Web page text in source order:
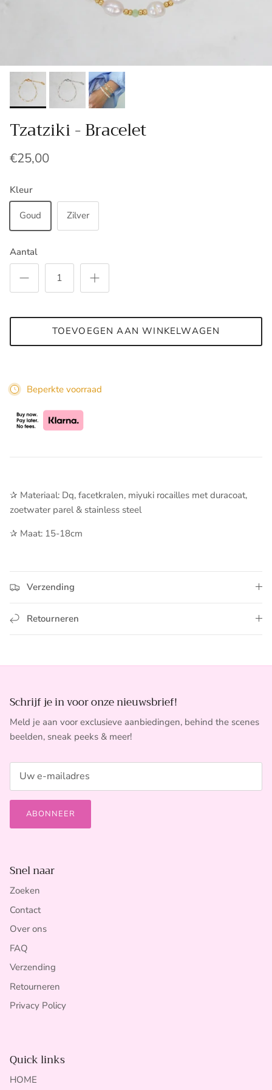
Tzatziki - Bracelet
€25,00
Kleur
Goud Zilver
Aantal
TOEVOEGEN AAN WINKELWAGEN
Beperkte voorraad
✰ Materiaal: Dq, facetkralen, miyuki rocailles met duracoat,
zoetwater parel & stainless steel
✰ Maat: 15-18cm
Verzending
Retourneren
Schrijf je in voor onze nieuwsbrief!
Meld je aan voor exclusieve aanbiedingen, behind the scenes
beelden, sneak peeks & meer!
ABONNEER
Snel naar
Zoeken
Contact
Over ons
FAQ
Verzending
Retourneren
Privacy Policy
Quick links
HOME